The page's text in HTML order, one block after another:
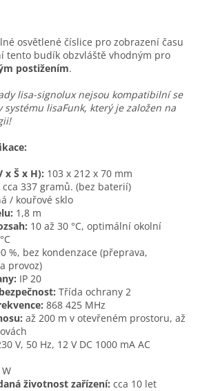
osvětlené číslice pro zobrazení času
tento budík obzvláště vhodným pro
postižením.
lisa-signolux nejsou kompatibilní se
lisaFunk, který je založen na
x Š x H): 103 x 212 x 70 mm
cca 337 gramů. (bez baterií)
/ kouřové sklo
1,8 m
10 až 30 °C, optimální okolní
%, bez kondenzace (přeprava,
provoz)
IP 20
Třída ochrany 2
868 425 MHz
až 200 m v otevřeném prostoru, až
V, 50 Hz, 12 V DC 1000 mA AC
životnost zařízení: cca 10 let